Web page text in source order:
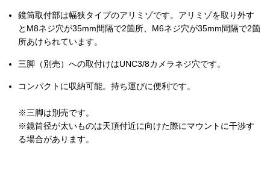
鏡筒取付部は幅狭タイプのアリミゾです。アリミゾを取り外す
とM8ネジ穴が35mm間隔で2箇所、M6ネジ穴が35mm間隔で2箇
所あけられています。
三脚（別売）への取付けはUNC3/8カメラネジ穴です。
コンパクトに収納可能。持ち運びに便利です。
※三脚は別売です。
※鏡筒径が太いものは天頂付近に向けた際にマウントに干渉す
る場合があります。